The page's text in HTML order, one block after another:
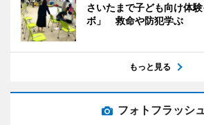
さいたまで子ども向け体
ボ」 救命や防犯学ぶ
もっと見る
フォトフラッシ